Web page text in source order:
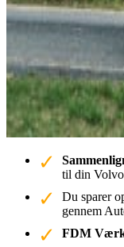
til din
Du sparer
gennem
FDM